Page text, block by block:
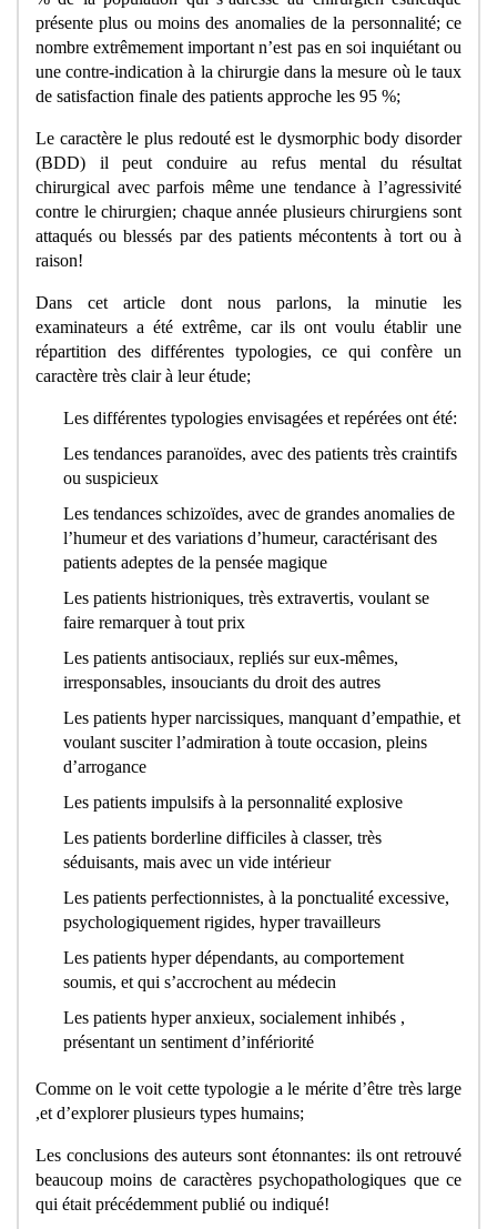
présente plus ou moins des anomalies de la personnalité; ce
nombre extrêmement important n’est pas en soi inquiétant ou
une contre-indication à la chirurgie dans la mesure où le taux
de satisfaction finale des patients approche les 95 %;
Le caractère le plus redouté est le dysmorphic body disorder
(BDD) il peut conduire au refus mental du résultat
chirurgical avec parfois même une tendance à l’agressivité
contre le chirurgien; chaque année plusieurs chirurgiens sont
attaqués ou blessés par des patients mécontents à tort ou à
raison!
Dans cet article dont nous parlons, la minutie les
examinateurs a été extrême, car ils ont voulu établir une
répartition des différentes typologies, ce qui confère un
caractère très clair à leur étude;
Les différentes typologies envisagées et repérées ont été:
Les tendances paranoïdes, avec des patients très craintifs
ou suspicieux
Les tendances schizoïdes, avec de grandes anomalies de
l’humeur et des variations d’humeur, caractérisant des
patients adeptes de la pensée magique
Les patients histrioniques, très extravertis, voulant se
faire remarquer à tout prix
Les patients antisociaux, repliés sur eux-mêmes,
irresponsables, insouciants du droit des autres
Les patients hyper narcissiques, manquant d’empathie, et
voulant susciter l’admiration à toute occasion, pleins
d’arrogance
Les patients impulsifs à la personnalité explosive
Les patients borderline difficiles à classer, très
séduisants, mais avec un vide intérieur
Les patients perfectionnistes, à la ponctualité excessive,
psychologiquement rigides, hyper travailleurs
Les patients hyper dépendants, au comportement
soumis, et qui s’accrochent au médecin
Les patients hyper anxieux, socialement inhibés ,
présentant un sentiment d’infériorité
Comme on le voit cette typologie a le mérite d’être très large
,et d’explorer plusieurs types humains;
Les conclusions des auteurs sont étonnantes: ils ont retrouvé
beaucoup moins de caractères psychopathologiques que ce
qui était précédemment publié ou indiqué!